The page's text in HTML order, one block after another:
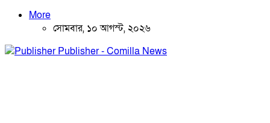
More
সোমবার, ১০ আগস্ট, ২০২৬
Publisher - Comilla News